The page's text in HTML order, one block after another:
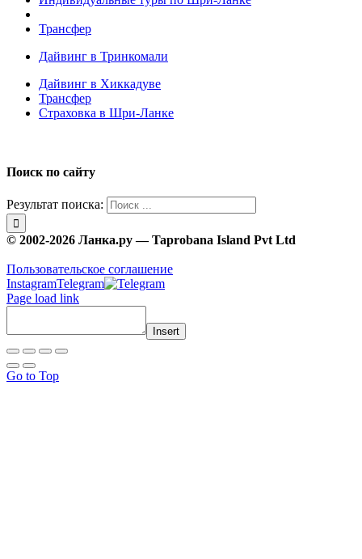
Трансфер
Дайвинг в Тринкомали
Дайвинг в Хиккадуве
Трансфер
Страховка в Шри-Ланке
Поиск по сайту
Результат поиска:
© 2002-2026 Ланка.ру — Taprobana Island Pvt Ltd
Пользовательское соглашение
InstagramTelegram
Page load link
Insert
Go to Top